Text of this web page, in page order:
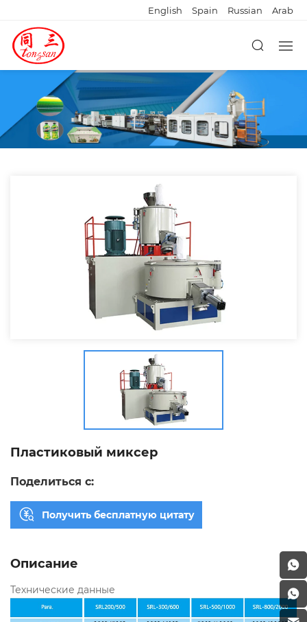
English Spain Russian Arab
Пластиковый миксер
Поделиться с:
Получить бесплатную цитату
Описание
Технические данные